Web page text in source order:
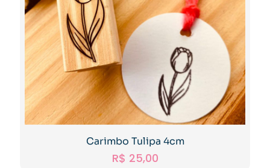
Carimbo Tulipa 4cm
R$ 25,00